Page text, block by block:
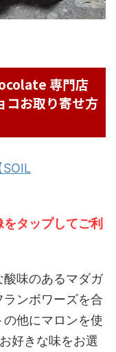
専門店
コお取り寄せ方
SOIL
タップしてご利
味のあるマダガ
ンボワーズを合
他にマロンを使
好きな味をお選